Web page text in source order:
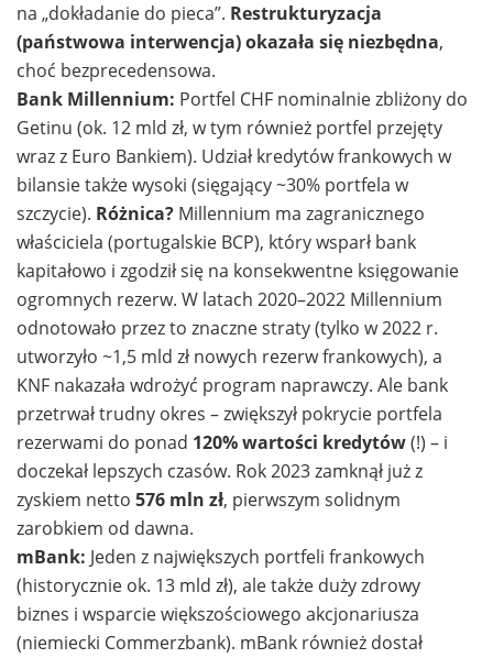
na „dokładanie do pieca”. Restrukturyzacja
(państwowa interwencja) okazała się niezbędna,
choć bezprecedensowa.
Bank Millennium: Portfel CHF nominalnie zbliżony do
Getinu (ok. 12 mld zł, w tym również portfel przejęty
wraz z Euro Bankiem). Udział kredytów frankowych w
bilansie także wysoki (sięgający ~30% portfela w
szczycie). Różnica? Millennium ma zagranicznego
właściciela (portugalskie BCP), który wsparł bank
kapitałowo i zgodził się na konsekwentne księgowanie
ogromnych rezerw. W latach 2020–2022 Millennium
odnotowało przez to znaczne straty (tylko w 2022 r.
utworzyło ~1,5 mld zł nowych rezerw frankowych), a
KNF nakazała wdrożyć program naprawczy. Ale bank
przetrwał trudny okres – zwiększył pokrycie portfela
rezerwami do ponad 120% wartości kredytów(!) – i
doczekał lepszych czasów. Rok 2023 zamknął już z
zyskiem netto 576 mln zł, pierwszym solidnym
zarobkiem od dawna.
mBank: Jeden z największych portfeli frankowych
(historycznie ok. 13 mld zł), ale także duży zdrowy
biznes i wsparcie większościowego akcjonariusza
(niemiecki Commerzbank). mBank również dostał